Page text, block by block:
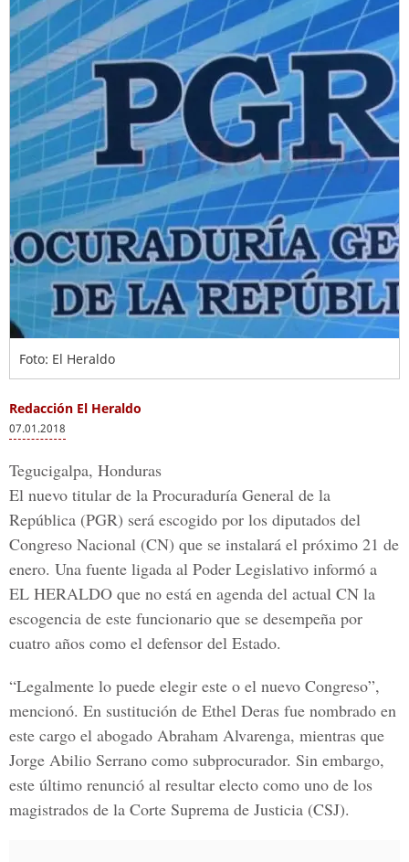
Foto: El Heraldo
Redacción El Heraldo
07.01.2018
Tegucigalpa, Honduras
El nuevo titular de la Procuraduría General de la
República (PGR) será escogido por los diputados del
Congreso Nacional (CN) que se instalará el próximo 21 de
enero. Una fuente ligada al Poder Legislativo informó a
EL HERALDO que no está en agenda del actual CN la
escogencia de este funcionario que se desempeña por
cuatro años como el defensor del Estado.
“Legalmente lo puede elegir este o el nuevo Congreso”,
mencionó. En sustitución de Ethel Deras fue nombrado en
este cargo el abogado Abraham Alvarenga, mientras que
Jorge Abilio Serrano como subprocurador. Sin embargo,
este último renunció al resultar electo como uno de los
magistrados de la Corte Suprema de Justicia (CSJ).